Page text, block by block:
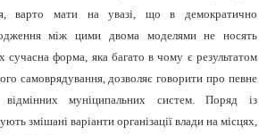
варто мати на увазі, що в демократично
між цими двома моделями не носять
сучасна форма, яка багато в чому є результатом
самоврядування, дозволяє говорити про певне
муніципальних систем. Поряд із
змішані варіанти організації влади на місцях,